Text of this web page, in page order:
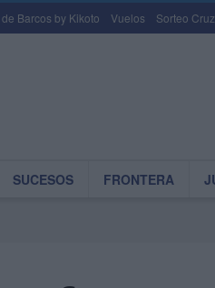
Barcos by Kikoto Vuelos Sorteo
SUCESOS FRONTERA